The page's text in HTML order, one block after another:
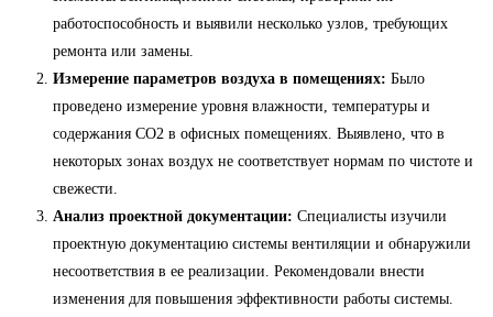
работоспособность и выявили несколько узлов, требующих
ремонта или замены.
Измерение параметров воздуха в помещениях: Было
проведено измерение уровня влажности, температуры и
содержания CO2 в офисных помещениях. Выявлено, что в
некоторых зонах воздух не соответствует нормам по чистоте и
свежести.
Анализ проектной документации: Специалисты изучили
проектную документацию системы вентиляции и обнаружили
несоответствия в ее реализации. Рекомендовали внести
изменения для повышения эффективности работы системы.